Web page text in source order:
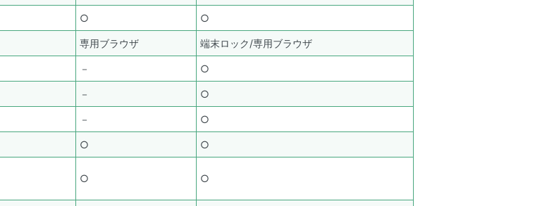
○ ○
専用ブラウザ 端末ロック/専用ブラウザ
－ ○
－ ○
－ ○
○ ○
○ ○